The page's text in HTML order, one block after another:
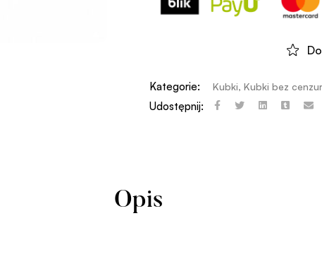
Kategorie: Kubki, Kubki bez
Udostępnij:
Opis